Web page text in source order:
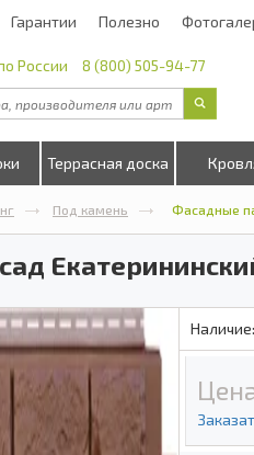
Гарантии Полезно
России 8 (800) 505-94-77
Террасная доска
Под камень Фасадные
Наличие: